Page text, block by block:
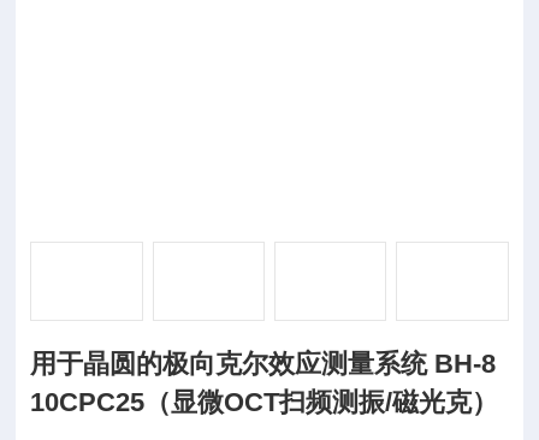
用于晶圆的极向克尔效应测量系统 BH-8
10CPC25（显微OCT扫频测振/磁光克）